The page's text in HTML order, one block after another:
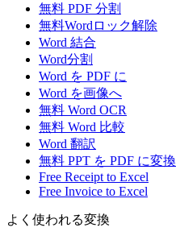
無料 PDF 分割
無料Wordロック解除
Word 結合
Word分割
Word を PDF に
Word を画像へ
無料 Word OCR
無料 Word 比較
Word 翻訳
無料 PPT を PDF に変換
Free Receipt to Excel
Free Invoice to Excel
よく使われる変換